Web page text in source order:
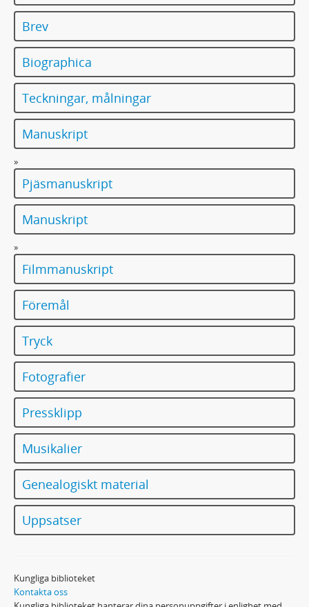
Brev
Biographica
Teckningar, målningar
Manuskript
»
Pjäsmanuskript
Manuskript
»
Filmmanuskript
Föremål
Tryck
Fotografier
Pressklipp
Musikalier
Genealogiskt material
Uppsatser
Kungliga biblioteket
Kontakta oss